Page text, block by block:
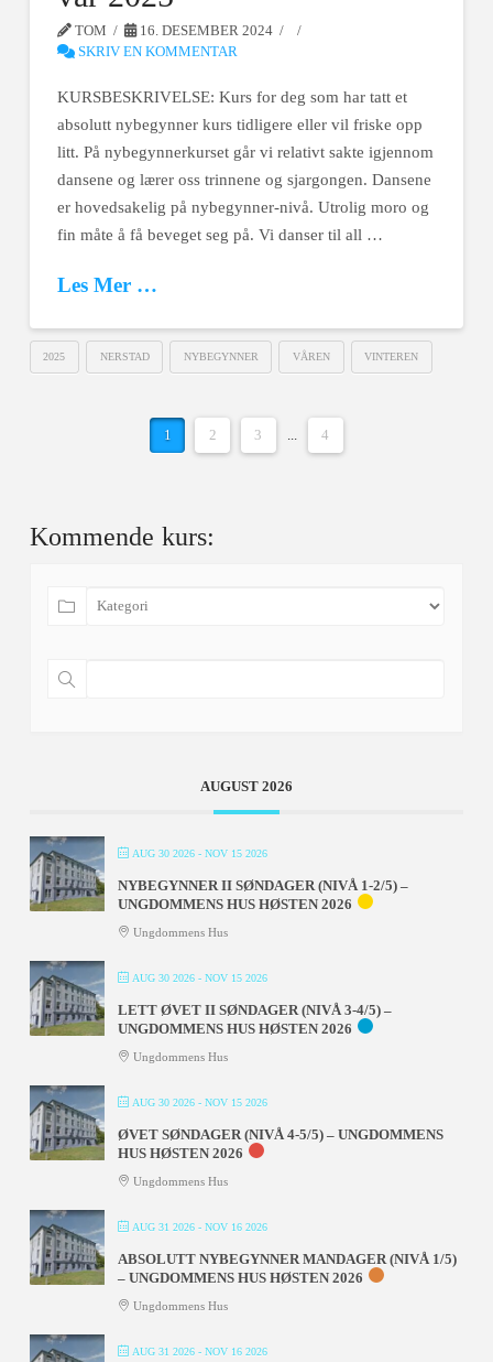
TOM
16. DESEMBER 2024
SKRIV EN KOMMENTAR
KURSBESKRIVELSE: Kurs for deg som har tatt et
absolutt nybegynner kurs tidligere eller vil friske opp
litt. På nybegynnerkurset går vi relativt sakte igjennom
dansene og lærer oss trinnene og sjargongen. Dansene
er hovedsakelig på nybegynner-nivå. Utrolig moro og
fin måte å få beveget seg på. Vi danser til all …
Les Mer …
2025 NERSTAD NYBEGYNNER VÅREN VINTEREN
1 2 3 4
Kommende kurs:
AUGUST 2026
AUG 30 2026- NOV 15 2026
NYBEGYNNER II SØNDAGER (NIVÅ 1-2/5) –
UNGDOMMENS HUS HØSTEN 2026
Ungdommens Hus
AUG 30 2026- NOV 15 2026
LETT ØVET II SØNDAGER (NIVÅ 3-4/5) –
UNGDOMMENS HUS HØSTEN 2026
Ungdommens Hus
AUG 30 2026- NOV 15 2026
ØVET SØNDAGER (NIVÅ 4-5/5) – UNGDOMMENS
HUS HØSTEN 2026
Ungdommens Hus
AUG 31 2026- NOV 16 2026
ABSOLUTT NYBEGYNNER MANDAGER (NIVÅ 1/5)
– UNGDOMMENS HUS HØSTEN 2026
Ungdommens Hus
AUG 31 2026- NOV 16 2026